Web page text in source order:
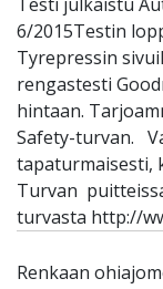
6/2015Testin
Tyrepressin
rengastesti
hintaan.
Safety-turvan.
tapaturmaisesti,
Turvan
turvasta http://
Renkaan